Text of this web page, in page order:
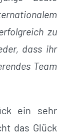
zu
dass ihr
Team
ein sehr
das Glück